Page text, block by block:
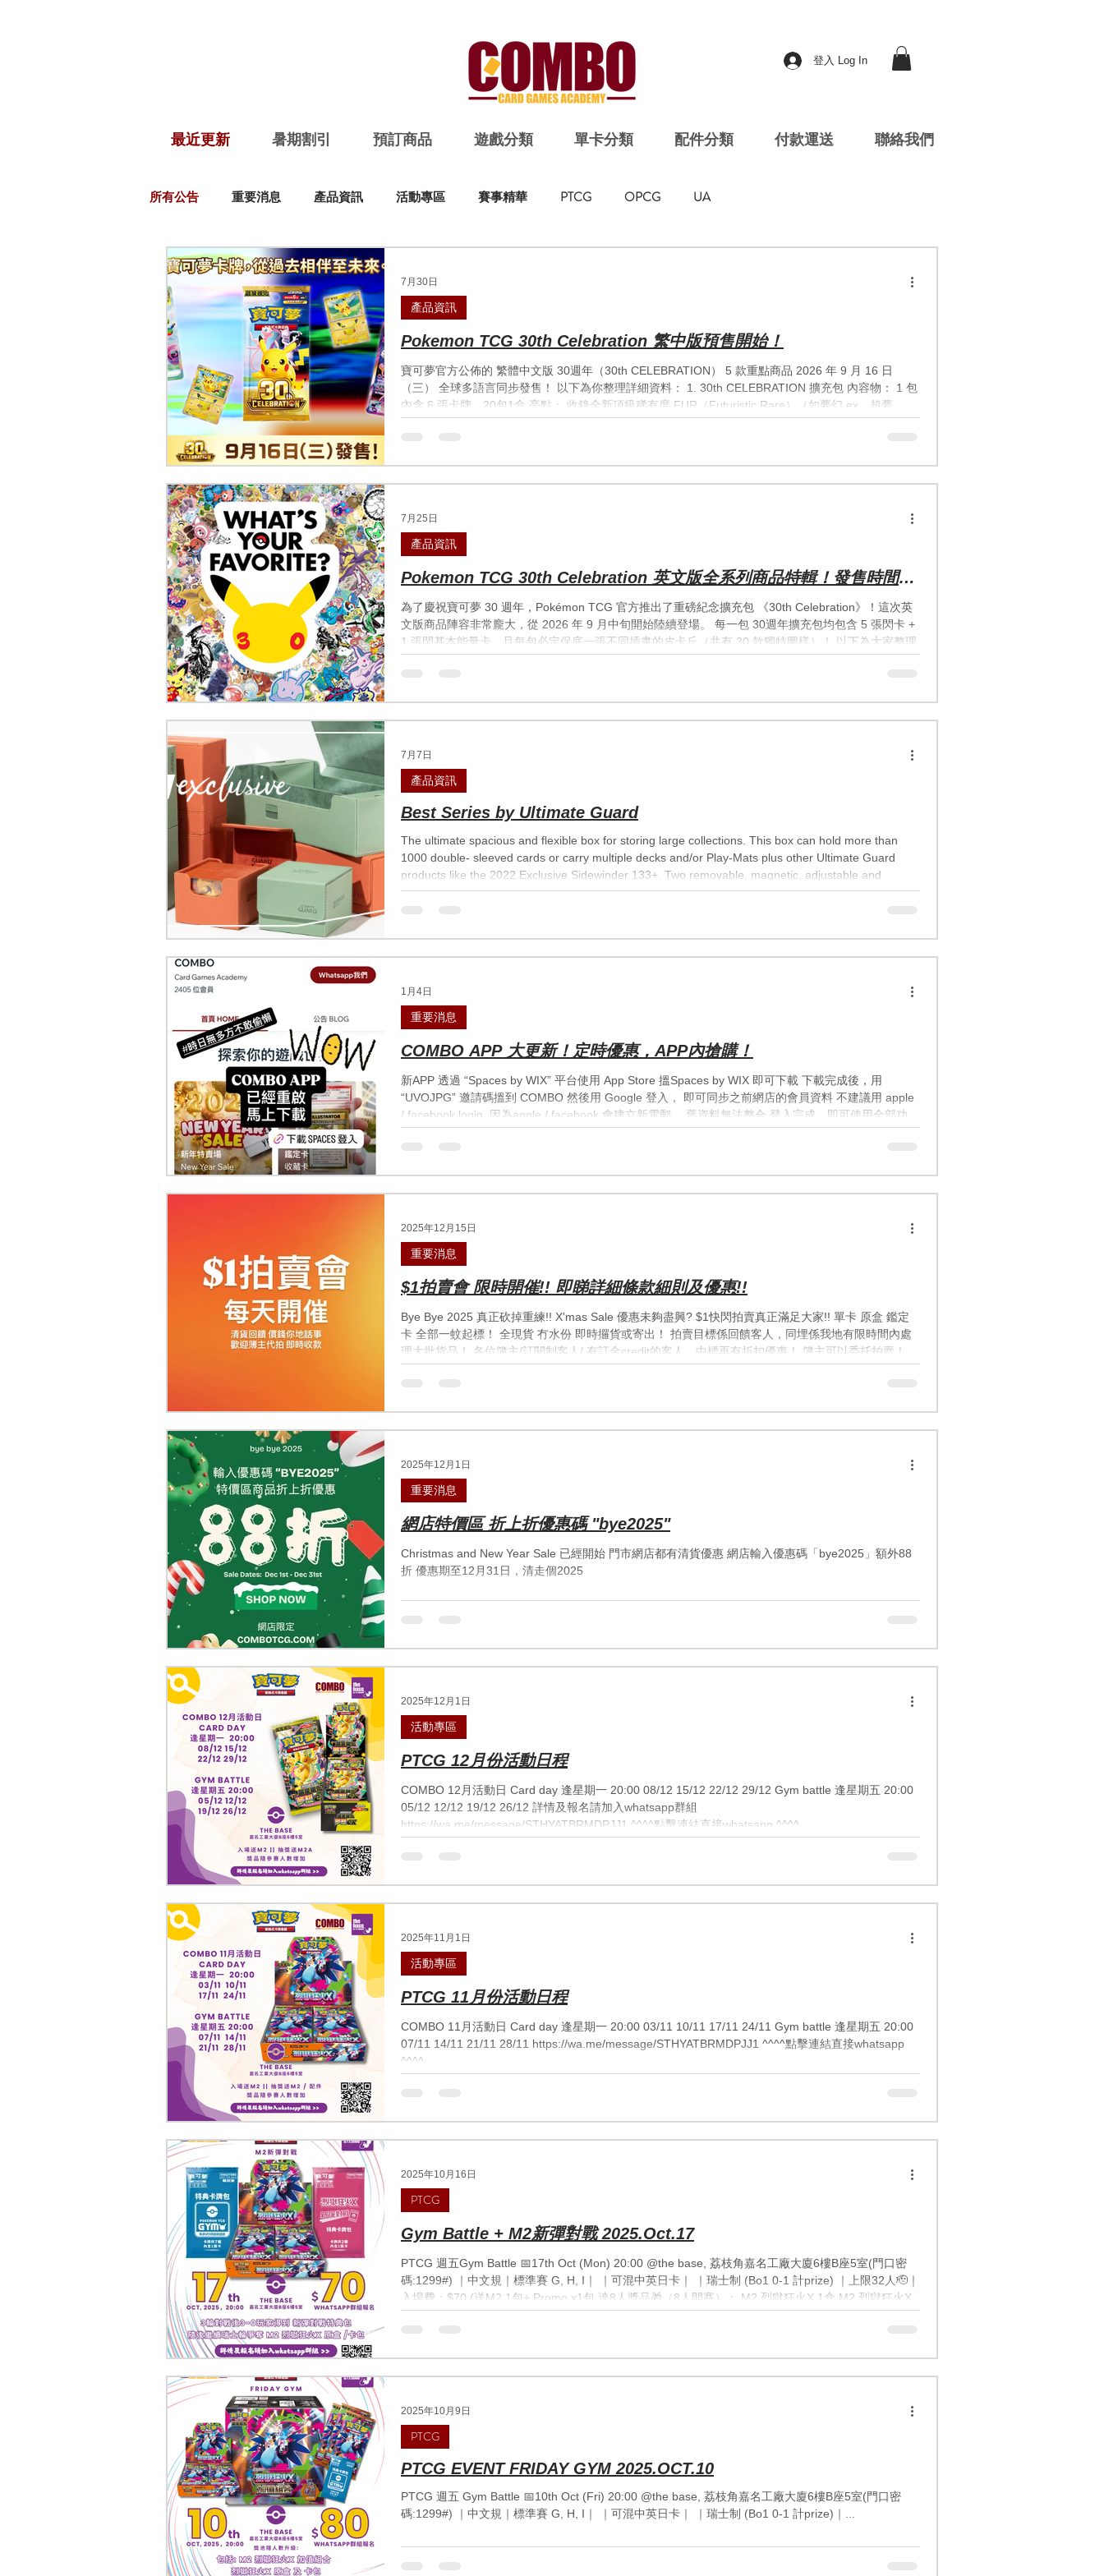
登入 Log In
最近更新 暑期割引 預訂商品 遊戲分類 單卡分類 配件分類 付款運送 聯絡我們
所有公告 重要消息 產品資訊 活動專區 賽事精華 PTCG OPCG UA
Pokemon TCG 30th Celebration 繁中版預售開始！
寶可夢官方公佈的 繁體中文版 30週年（30th CELEBRATION） 5 款重點商品 2026 年 9 月 16 日
（三） 全球多語言同步發售！ 以下為你整理詳細資料： 1. 30th CELEBRATION 擴充包 內容物： 1 包
內含 6 張卡牌，20包1盒 亮點： 收錄全新頂級稀有度 FUR（Futuristic Rare）（如夢幻 ex、超夢
ex）。 收錄 30 位插畫家繪製的 30 款獨特皮卡丘閃卡。 經典復刻：特別收錄 30 張象徵寶可夢 30 年
產品資訊
7月30日
Pokemon TCG 30th Celebration 英文版全系列商品特輯！發售時間、
內容物列陣
為了慶祝寶可夢 30 週年，Pokémon TCG 官方推出了重磅紀念擴充包 《30th Celebration》！這次英
文版商品陣容非常龐大，從 2026 年 9 月中旬開始陸續登場。 每一包 30週年擴充包均包含 5 張閃卡 +
1 張閃基本能量卡，且每包必定保底一張不同插畫的皮卡丘（共有 30 款獨特圖樣）！ 以下為大家整理
全系列重點商品的發售時程與詳細內容： 🌊 第一波：9 月 16 日正式開賣 首波商品主打經典與多樣
產品資訊
7月25日
Best Series by Ultimate Guard
The ultimate spacious and flexible box for storing large collections. This box can hold more than
1000 double- sleeved cards or carry multiple decks and/or Play-Mats plus other Ultimate Guard
products like the 2022 Exclusive Sidewinder 133+. Two removable, magnetic, adjustable and
stackable trays make this box unique: it’s adaptable for all kinds of games and formats and enables
產品資訊
7月7日
COMBO APP 大更新！定時優惠，APP內搶購！
新APP 透過 “Spaces by WIX” 平台使用 App Store 搵Spaces by WIX 即可下載 下載完成後，用
“UVOJPG” 邀請碼搵到 COMBO 然後用 Google 登入， 即可同步之前網店的會員資料 不建議用 apple
/ facebook login, 因為apple / facebook 會建立新電郵， 舊資料無法整合 登入完成，即可使用全部功
能！ 右下角 我的個人檔案 可以睇返 訂單，預訂同活動！ 多謝晒！ COMBO 會繼續盡全力追趕！ 繼續
重要消息
1月4日
$1拍賣會 限時開催!! 即睇詳細條款細則及優惠!!
Bye Bye 2025 真正砍掉重練!! X'mas Sale 優惠未夠盡興? $1快閃拍賣真正滿足大家!! 單卡 原盒 鑑定
卡 全部一蚊起標！ 全現貨 冇水份 即時攞貨或寄出！ 拍賣目標係回饋客人，同埋係我地有限時間內處
理大批貨品！ 各位簿主/訂閱制客人/ 有訂金credit的客人，中標再有折扣優惠！ 簿主可以委托拍賣！
等於一般寄賣手續費，冇額外費用！而且可以拍賣賣出後即時收款，歡迎代拍！ 拍賣會第一步: 加入群
重要消息
2025年12月15日
網店特價區 折上折優惠碼 "bye2025"
Christmas and New Year Sale 已經開始 門市網店都有清貨優惠 網店輸入優惠碼「bye2025」額外88
折 優惠期至12月31日，清走個2025
重要消息
2025年12月1日
PTCG 12月份活動日程
COMBO 12月活動日 Card day 逢星期一 20:00 08/12 15/12 22/12 29/12 Gym battle 逢星期五 20:00
05/12 12/12 19/12 26/12 詳情及報名請加入whatsapp群組
https://wa.me/message/STHYATBRMDPJJ1 ^^^^點擊連結直接whatsapp ^^^^
活動專區
2025年12月1日
PTCG 11月份活動日程
COMBO 11月活動日 Card day 逢星期一 20:00 03/11 10/11 17/11 24/11 Gym battle 逢星期五 20:00
07/11 14/11 21/11 28/11 https://wa.me/message/STHYATBRMDPJJ1 ^^^^點擊連結直接whatsapp
^^^^
活動專區
2025年11月1日
Gym Battle + M2新彈對戰 2025.Oct.17
PTCG 週五Gym Battle 📅17th Oct (Mon) 20:00 @the base, 荔枝角嘉名工廠大廈6樓B座5室(門口密
碼:1299#) ｜中文規｜標準賽 G, H, I｜ ｜可混中英日卡｜ ｜瑞士制 (Bo1 0-1 計prize) ｜上限32人🫡｜
入場費：$70 (送M2 1包+ Promo x1包 達8人獎品🎁（8人開賽）： M2 烈獄狂火X 1盒 M2 烈獄狂火X
10packs 達12人獎品🎁： M2 烈獄狂火X1盒 M2 烈獄狂火X 10包 挑戰牌組 超級耿鬼ex 達16人獎品
PTCG
2025年10月16日
PTCG EVENT FRIDAY GYM 2025.OCT.10
PTCG 週五 Gym Battle 📅10th Oct (Fri) 20:00 @the base, 荔枝角嘉名工廠大廈6樓B座5室(門口密
碼:1299#) ｜中文規｜標準賽 G, H, I｜ ｜可混中英日卡｜ ｜瑞士制 (Bo1 0-1 計prize)｜...
PTCG
2025年10月9日